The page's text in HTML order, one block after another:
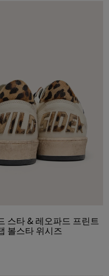
스타 & 레오파드 프린트
볼스타 위시즈